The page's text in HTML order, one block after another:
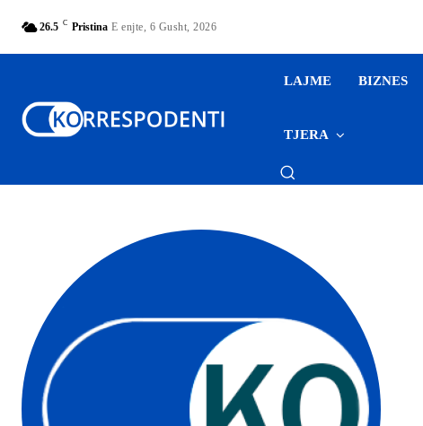
26.5 C Pristina E enjte, 6 Gusht, 2026
LAJME BIZNES
TJERA